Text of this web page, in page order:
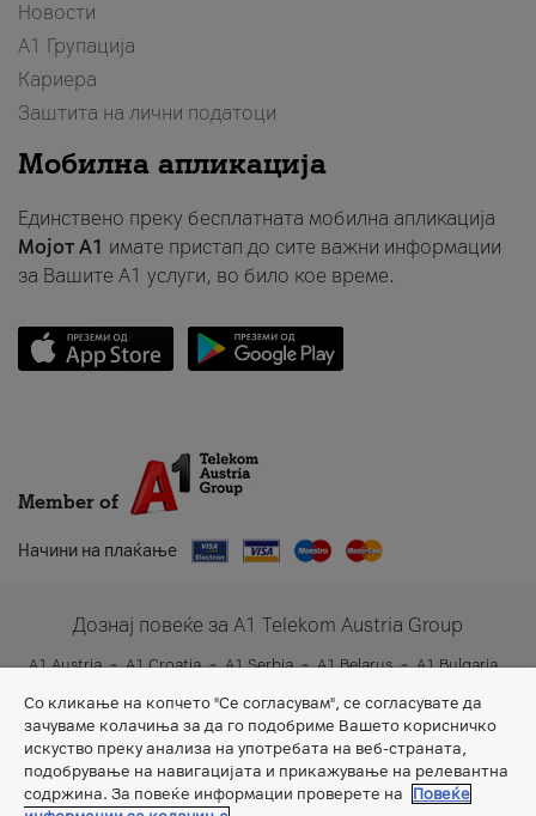
Новости
А1 Групација
Кариера
Заштита на лични податоци
Мобилна апликација
Единствено преку бесплатната мобилна апликација
Мојот A1 имате пристап до сите важни информации
за Вашите A1 услуги, во било кое време.
Member of
Начини на плаќање
Дознај повеќе за A1 Telekom Austria Group
A1 Austria A1 Croatia A1 Serbia A1 Belarus
A1 Bulgaria
Со кликање на копчето "Се согласувам", се согласувате да
зачуваме колачиња за да го подобриме Вашето корисничко
искуство преку анализа на употребата на веб-страната,
подобрување на навигацијата и прикажување на релевантна
содржина. За повеќе информации проверете на
Повеќе